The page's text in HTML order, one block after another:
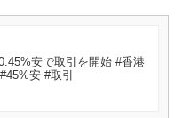
安で取引を開始 #香港
安 #取引